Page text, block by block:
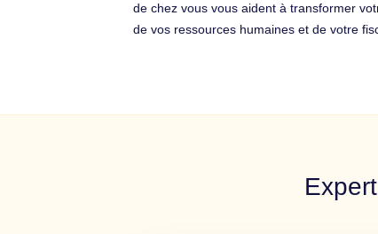
de chez vous vous aident à transformer
de vos ressources humaines et de votre